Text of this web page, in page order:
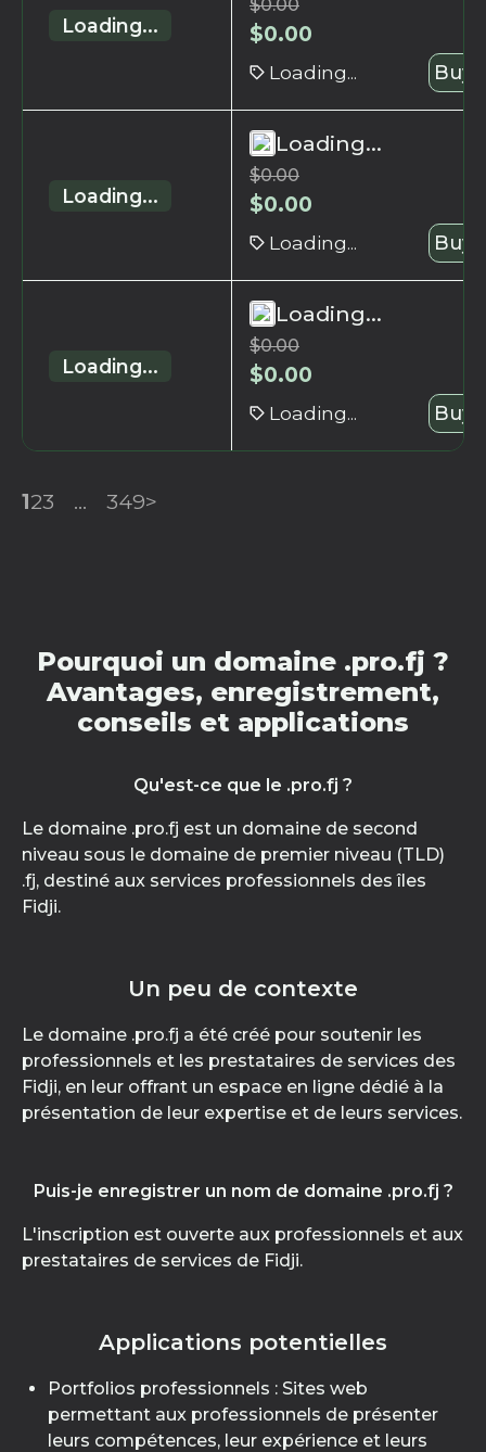
Loading...
$0.00
$0.00
Loading... Buy
Loading...
Loading...
$0.00
$0.00
Loading... Buy
Loading...
Loading...
$0.00
$0.00
Loading... Buy
123 ... 349>
Pourquoi un domaine .pro.fj ?
Avantages, enregistrement,
conseils et applications
Qu'est-ce que le .pro.fj ?
Le domaine .pro.fj est un domaine de second
niveau sous le domaine de premier niveau (TLD)
.fj, destiné aux services professionnels des îles
Fidji.
Un peu de contexte
Le domaine .pro.fj a été créé pour soutenir les
professionnels et les prestataires de services des
Fidji, en leur offrant un espace en ligne dédié à la
présentation de leur expertise et de leurs services.
Puis-je enregistrer un nom de domaine .pro.fj ?
L'inscription est ouverte aux professionnels et aux
prestataires de services de Fidji.
Applications potentielles
Portfolios professionnels : Sites web
permettant aux professionnels de présenter
leurs compétences, leur expérience et leurs